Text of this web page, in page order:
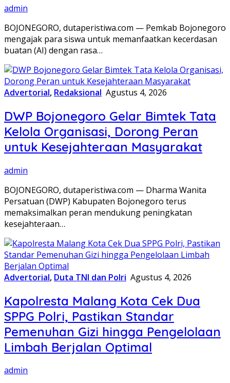
admin
BOJONEGORO, dutaperistiwa.com — Pemkab Bojonegoro
mengajak para siswa untuk memanfaatkan kecerdasan
buatan (AI) dengan rasa…
Advertorial, Redaksional Agustus 4, 2026
DWP Bojonegoro Gelar Bimtek Tata
Kelola Organisasi, Dorong Peran
untuk Kesejahteraan Masyarakat
admin
BOJONEGORO, dutaperistiwa.com — Dharma Wanita
Persatuan (DWP) Kabupaten Bojonegoro terus
memaksimalkan peran mendukung peningkatan
kesejahteraan…
Advertorial, Duta TNI dan Polri Agustus 4, 2026
Kapolresta Malang Kota Cek Dua
SPPG Polri, Pastikan Standar
Pemenuhan Gizi hingga Pengelolaan
Limbah Berjalan Optimal
admin